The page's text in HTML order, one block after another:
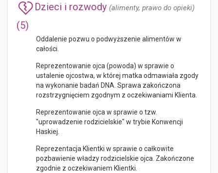
Dzieci i rozwody (alimenty, prawo do opieki)
(5)
Oddalenie pozwu o podwyższenie alimentów w
całości.
Reprezentowanie ojca (powoda) w sprawie o
ustalenie ojcostwa, w której matka odmawiała zgody
na wykonanie badań DNA. Sprawa zakończona
rozstrzygnięciem zgodnym z oczekiwaniami Klienta.
Reprezentowanie ojca w sprawie o tzw.
"uprowadzenie rodzicielskie" w trybie Konwencji
Haskiej.
Reprezentacja Klientki w sprawie o całkowite
pozbawienie władzy rodzicielskie ojca. Zakończone
zgodnie z oczekiwaniem Klientki.